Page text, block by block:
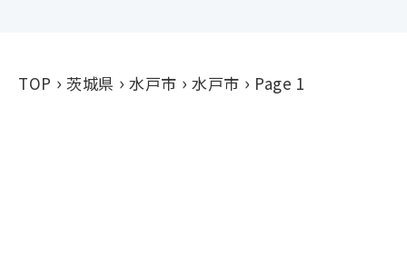
TOP 茨城県 水戸市 水戸市 Page 1